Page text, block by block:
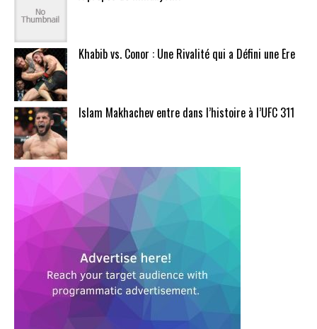
Khabib vs. Conor : Une Rivalité qui a Défini une Ère
Islam Makhachev entre dans l’histoire à l’UFC 311